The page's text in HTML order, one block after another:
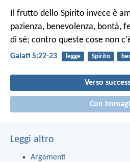
Il frutto dello Spirito invece è
pazienza, benevolenza, bontà,
di sé; contro queste cose non
Galati 5:22-23 legge Spirito
Verso
Con
Leggi altro
Argomenti